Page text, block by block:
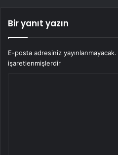
Bir yanıt yazın
E-posta adresiniz yayınlanmayacak.
işaretlenmişlerdir